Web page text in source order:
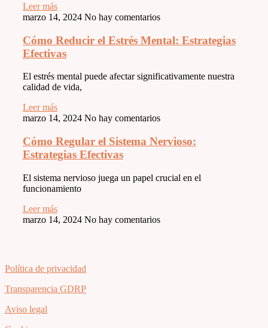
Leer más
marzo 14, 2024 No hay comentarios
Cómo Reducir el Estrés Mental: Estrategias
Efectivas
El estrés mental puede afectar significativamente nuestra
calidad de vida,
Leer más
marzo 14, 2024 No hay comentarios
Cómo Regular el Sistema Nervioso:
Estrategias Efectivas
El sistema nervioso juega un papel crucial en el
funcionamiento
Leer más
marzo 14, 2024 No hay comentarios
Política de privacidad
Transparencia GDRP
Aviso legal